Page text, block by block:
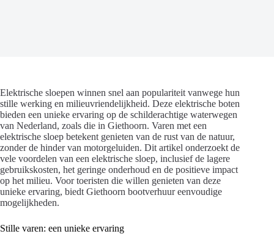
Elektrische sloepen winnen snel aan populariteit vanwege hun
stille werking en milieuvriendelijkheid. Deze elektrische boten
bieden een unieke ervaring op de schilderachtige waterwegen
van Nederland, zoals die in Giethoorn. Varen met een
elektrische sloep betekent genieten van de rust van de natuur,
zonder de hinder van motorgeluiden. Dit artikel onderzoekt de
vele voordelen van een elektrische sloep, inclusief de lagere
gebruikskosten, het geringe onderhoud en de positieve impact
op het milieu. Voor toeristen die willen genieten van deze
unieke ervaring, biedt Giethoorn bootverhuur eenvoudige
mogelijkheden.
Stille varen: een unieke ervaring